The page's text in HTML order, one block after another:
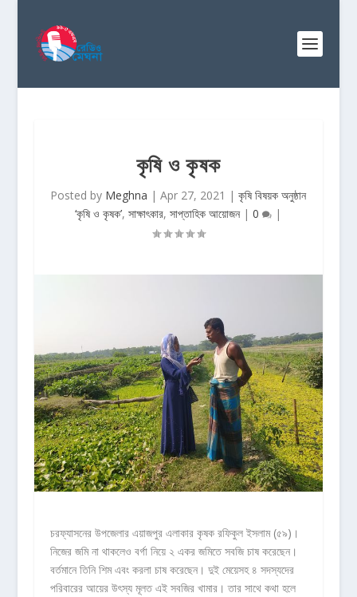
কৃষি ও কৃষক
Posted by Meghna |Apr 27, 2021 |কৃষি বিষয়ক অনুষ্ঠান
‘কৃষি ও কৃষক’,সাক্ষাৎকার,সাপ্তাহিক আয়োজন|0 |
চরফ্যাসনের উপজেলার এয়াজপুর এলাকার কৃষক রফিকুল ইসলাম (৫৯)।
নিজের জমি না থাকলেও বর্গা নিয়ে ২ একর জমিতে সবজি চাষ করেছেন।
বর্তমানে তিনি শিম এবং করলা চাষ করেছেন। দুই মেয়েসহ ৪ সদস্যদের
পরিবারের আয়ের উৎস্য মূলত এই সবজির খামার। তার সাথে কথা হলে